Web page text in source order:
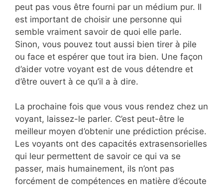
peut pas vous être fourni par un médium pur. Il
est important de choisir une personne qui
semble vraiment savoir de quoi elle parle.
Sinon, vous pouvez tout aussi bien tirer à pile
ou face et espérer que tout ira bien. Une façon
d’aider votre voyant est de vous détendre et
d’être ouvert à ce qu’il a à dire.
La prochaine fois que vous vous rendez chez un
voyant, laissez-le parler. C’est peut-être le
meilleur moyen d’obtenir une prédiction précise.
Les voyants ont des capacités extrasensorielles
qui leur permettent de savoir ce qui va se
passer, mais humainement, ils n’ont pas
forcément de compétences en matière d’écoute